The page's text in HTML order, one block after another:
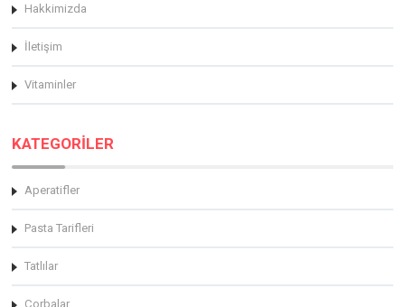
Hakkimizda
İletişim
Vitaminler
KATEGORİLER
Aperatifler
Pasta Tarifleri
Tatlılar
Çorbalar